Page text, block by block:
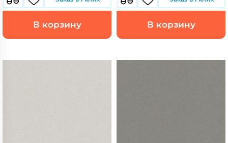
В корзину В корзину